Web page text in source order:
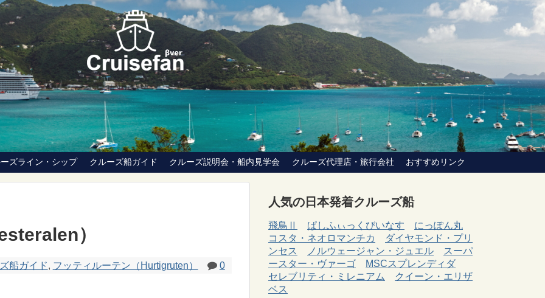
ズライン・シップ クルーズ船ガイド クルーズ説明会・船内見学会 クルーズ代理店・旅行会社 おすすめリンク
）
船ガイド, フッティルーテン（Hurtigruten） 0
人気の日本発着クルーズ船
飛鳥Ⅱ ぱしふぃっくびいなす
にっぽん丸
コスタ・ネオロマンチカ
ダイヤモンド・プリ
ンセス
ノルウェージャン・ジュエル
スーパ
ースター・ヴァーゴ
MSCスプレンディダ
セレブリティ・ミレニアム
クイーン・エリザ
ベス